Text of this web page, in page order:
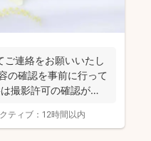
ご連絡をお願いいたし
の確認を事前に行って
撮影許可の確認が必
ティブ： 12時間以内